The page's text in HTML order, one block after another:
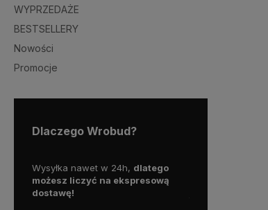
WYPRZEDAŻE
BESTSELLERY
Nowości
Promocje
Dlaczego Wrobud?
Wysyłka nawet w 24h, dlatego
możesz liczyć na ekspresową
dostawę!